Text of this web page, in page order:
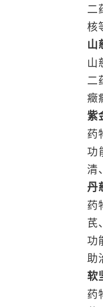
二
核
山
山
二
癥
紫
药
功
清
丹
药
芪
功
助
软
药